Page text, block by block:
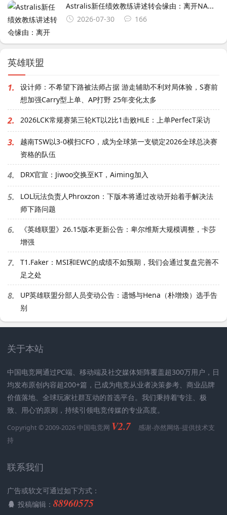
Astralis新任绩效教练讲述转会缘由：离开NA...
2026-07-30
166
英雄联盟
1.
设计师：不希望下路被法师占据 游走辅助不利对局体验，S赛前
想加强Carry型上单、AP打野 25年变化太多
2. 2026LCK常规赛第三轮KT以2比1击败HLE：上单PerfecT采访
3.
越南TSW以3-0横扫CFO，成为全球第一支锁定2026全球总决赛
资格的队伍
4. DRX官宣：Jiwoo交换至KT，Aiming加入
5.
LOL玩法负责人Phroxzon：下版本将通过改动开始着手解决法
师下路问题
6.
《英雄联盟》26.15版本更新公告：卑尔维斯大规模调整，卡莎
增强
7.
T1.Faker：MSI和EWC的成绩不如预期，我们会通过复盘完善不
足之处
8.
UP英雄联盟分部人员变动公告：遗憾与Hena（朴增煥）选手告
别
关于本站
中国电竞网通过PC端、移动端及社交媒体矩阵覆盖超300万用户，日
均发布原创内容超200+篇，已成为电竞从业者决策参考、商业品牌
价值落地、全球玩家社群互动的首选平台。我们秉持着’专注、极
致、用心‘的原则，持续引领电竞传媒的专业高度。
Copyright © 2009-2026 中国电竞网 V2.7 感谢-亦然网络-提供技术支
持
联系我们
广告或软文可通过如下方式：
投稿编辑： 88960575